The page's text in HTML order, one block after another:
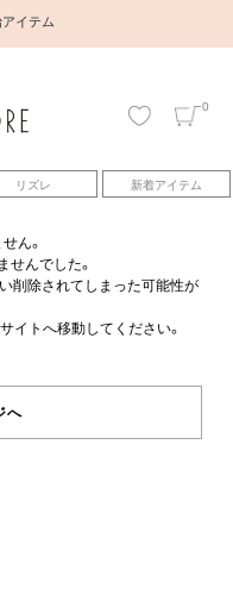
イテム
0
リズレ 新着アイテム
ん。
せんでした。
削除されてしまった可能性が
イトへ移動してください。
へ